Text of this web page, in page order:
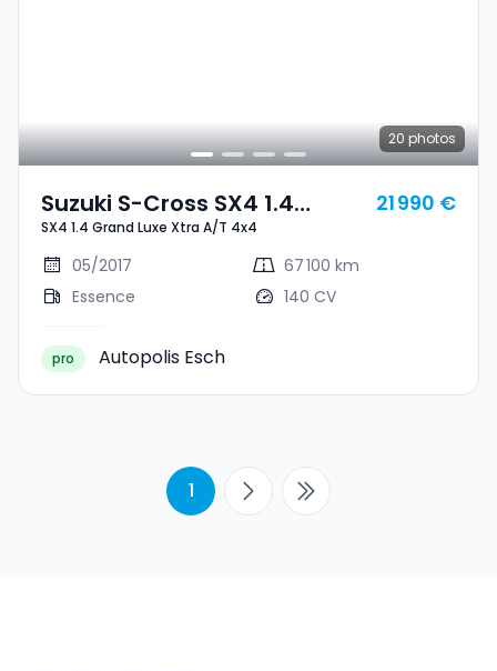
20 photos
Suzuki S-Cross SX4 1.4
Grand Luxe Xtra A/T 4x4
SX4 1.4 Grand Luxe Xtra A/T 4x4
21 990 €
05/2017
67 100 km
Essence
140 CV
pro Autopolis Esch
1